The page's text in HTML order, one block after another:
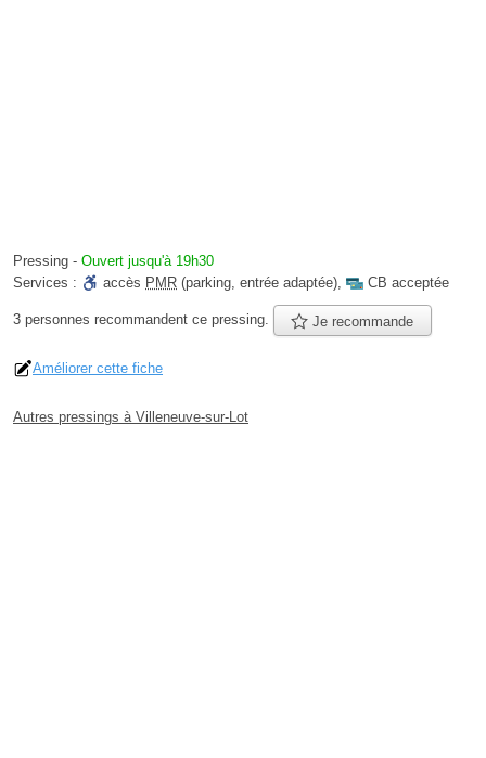
Pressing - Ouvert jusqu'à 19h30
Services :
accès PMR (parking, entrée adaptée), CB acceptée
3 personnes recommandent ce pressing. Je recommande
Améliorer cette fiche
Autres pressings à Villeneuve-sur-Lot